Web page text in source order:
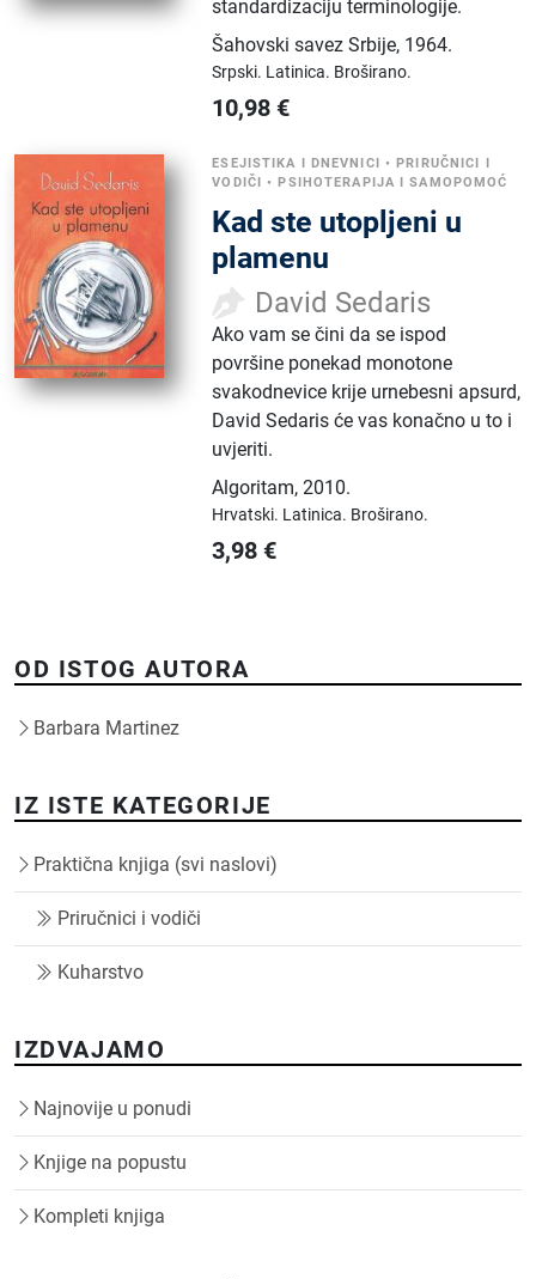
standardizaciju terminologije.
Šahovski savez Srbije, 1964.
Srpski. Latinica. Broširano.
10,98 €
ESEJISTIKA I DNEVNICI •PRIRUČNICI I
VODIČI •PSIHOTERAPIJA I SAMOPOMOĆ
Kad ste utopljeni u
plamenu
David Sedaris
Ako vam se čini da se ispod
površine ponekad monotone
svakodnevice krije urnebesni apsurd,
David Sedaris će vas konačno u to i
uvjeriti.
Algoritam,2010.
Hrvatski. Latinica. Broširano.
3,98 €
OD ISTOG AUTORA
Barbara Martinez
IZ ISTE KATEGORIJE
Praktična knjiga (svi naslovi)
Priručnici i vodiči
Kuharstvo
IZDVAJAMO
Najnovije u ponudi
Knjige na popustu
Kompleti knjiga